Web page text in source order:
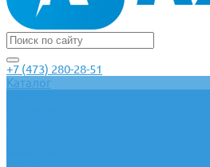
+7 (473) 280-28-51
Каталог